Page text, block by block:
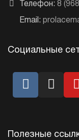
Телефон: 8
Email:
Социальные
Полезные